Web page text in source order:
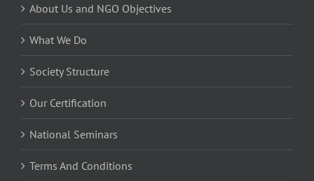
About Us and NGO Objectives
What We Do
Society Structure
Our Certification
National Seminars
Terms And Conditions